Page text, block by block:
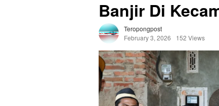
Banjir Di
Teropongpost
February 3, 2026
152 Views